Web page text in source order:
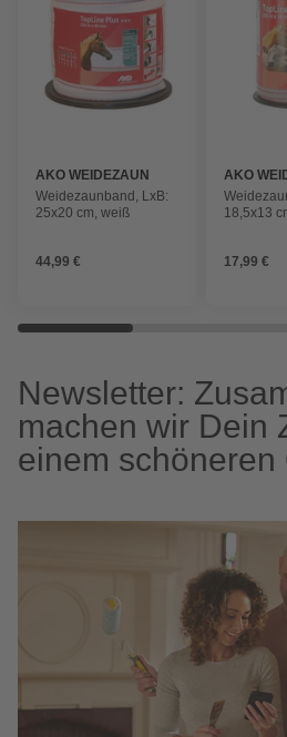
AKO WEIDEZAUN
Weidezaunband, LxB:
25x20 cm, weiß
44,99 €
AKO
18,5x13
17,99 €
Newsletter:
machen wir Dein
einem schöneren